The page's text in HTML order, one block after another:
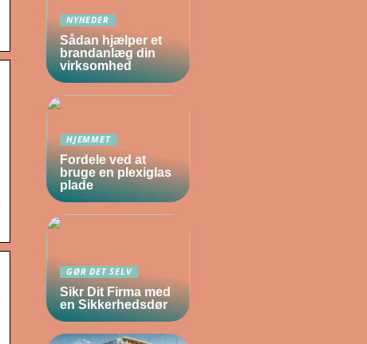
NYHEDER
Sådan hjælper et
brandanlæg din
virksomhed
HJEMMET
Fordele ved at
bruge en plexiglas
plade
GØR DET SELV
Sikr Dit Firma med
en Sikkerhedsdør